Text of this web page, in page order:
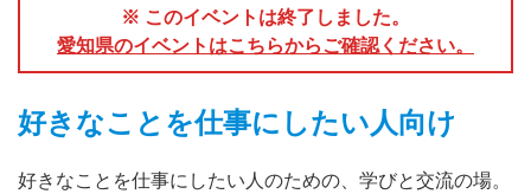
※ このイベントは終了しました。
愛知県のイベントはこちらからご確認ください。
好きなことを仕事にしたい人向け
好きなことを仕事にしたい人のための、学びと交流の場。